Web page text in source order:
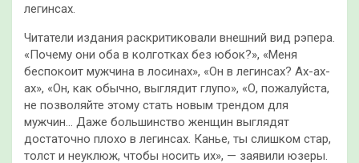
легинсах.
Читатели издания раскритиковали внешний вид рэпера.
«Почему они оба в колготках без юбок?», «Меня
беспокоит мужчина в лосинах», «Он в легинсах? Ах-ах-
ах», «Он, как обычно, выглядит глупо», «О, пожалуйста,
не позволяйте этому стать новым трендом для
мужчин… Даже большинство женщин выглядят
достаточно плохо в легинсах. Канье, ты слишком стар,
толст и неуклюж, чтобы носить их», — заявили юзеры.